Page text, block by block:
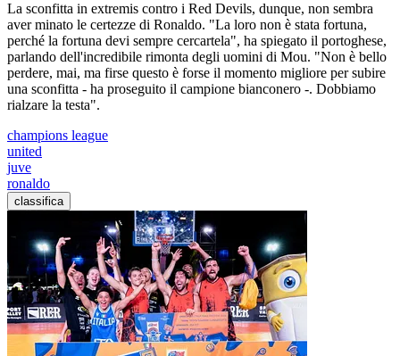
La sconfitta in extremis contro i Red Devils, dunque, non sembra
aver minato le certezze di Ronaldo. "La loro non è stata fortuna,
perché la fortuna devi sempre cercartela", ha spiegato il portoghese,
parlando dell'incredibile rimonta degli uomini di Mou. "Non è bello
perdere, mai, ma firse questo è forse il momento migliore per subire
una sconfitta - ha proseguito il campione bianconero -. Dobbiamo
rialzare la testa".
champions league
united
juve
ronaldo
classifica